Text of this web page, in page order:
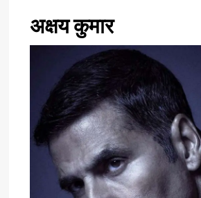
अक्षय कुमार